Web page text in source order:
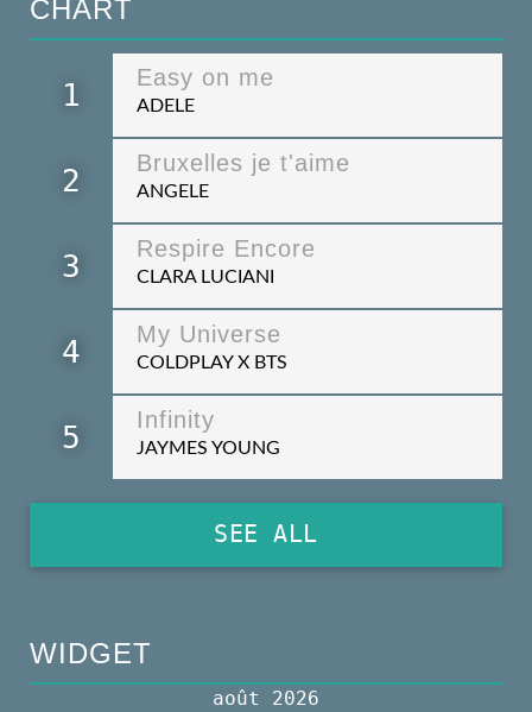
CHART
1 Easy on me
ADELE
2 Bruxelles je t'aime
ANGELE
3 Respire Encore
CLARA LUCIANI
4 My Universe
COLDPLAY X BTS
5 Infinity
JAYMES YOUNG
SEE ALL
WIDGET
août 2026